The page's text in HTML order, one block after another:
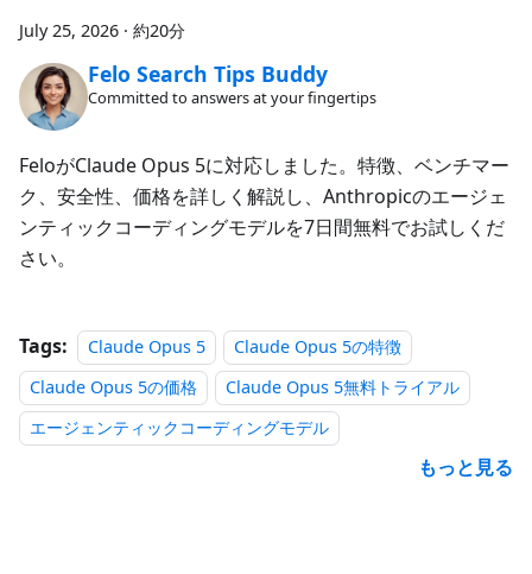
July 25, 2026 · 約20分
Felo Search Tips Buddy
Committed to answers at your fingertips
FeloがClaude Opus 5に対応しました。特徴、ベンチマー
ク、安全性、価格を詳しく解説し、Anthropicのエージェ
ンティックコーディングモデルを7日間無料でお試しくだ
さい。
Tags: Claude Opus 5
Claude Opus 5の特徴
Claude Opus 5の価格
Claude Opus 5無料トライアル
エージェンティックコーディングモデル
もっと見る